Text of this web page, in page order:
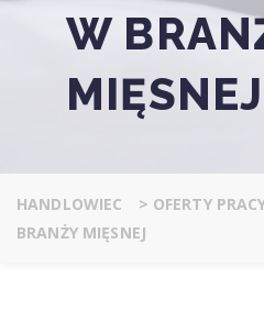
W
MIĘSNEJ
HANDLOWIEC > OFERTY
BRANŻY MIĘSNEJ